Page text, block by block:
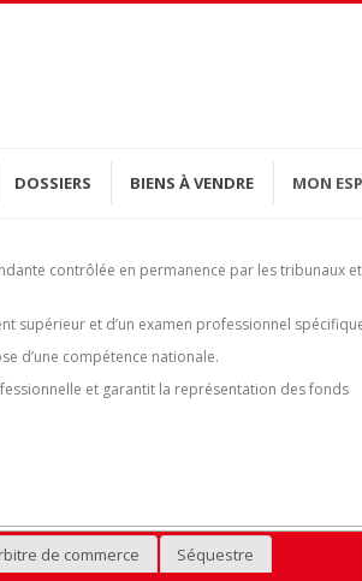
DOSSIERS BIENS À VENDRE MON
contrôlée en permanence par les tribunaux et
supérieur et d’un examen professionnel
d’une compétence nationale.
et garantit la représentation des fonds
de commerce
Séquestre